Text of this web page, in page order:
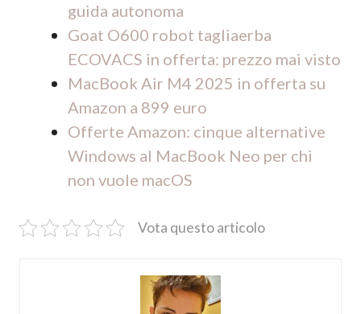
guida autonoma
Goat O600 robot tagliaerba
ECOVACS in offerta: prezzo mai visto
MacBook Air M4 2025 in offerta su
Amazon a 899 euro
Offerte Amazon: cinque alternative
Windows al MacBook Neo per chi
non vuole macOS
Vota questo articolo